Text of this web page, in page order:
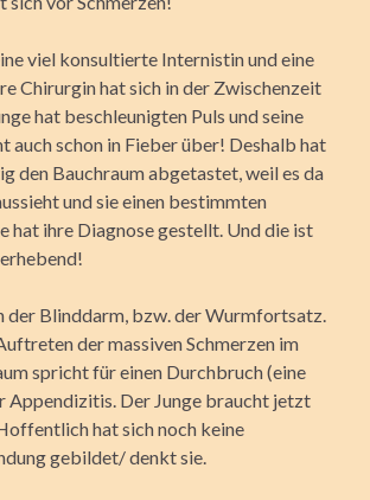
viel konsultierte Internistin und eine
Chirurgin hat sich in der Zwischenzeit
hat beschleunigten Puls und seine
auch schon in Fieber über! Deshalb hat
den Bauchraum abgetastet, weil es da
und sie einen bestimmten
hat ihre Diagnose gestellt. Und die ist
der Blinddarm, bzw. der Wurmfortsatz.
der massiven Schmerzen im
spricht für einen Durchbruch (eine
Appendizitis. Der Junge braucht jetzt
hat sich noch keine
gebildet/ denkt sie.